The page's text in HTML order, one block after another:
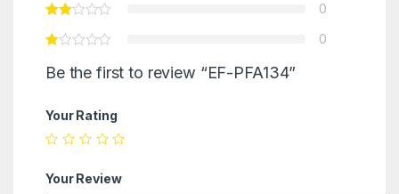
0
0
Be the first to review “EF-PFA134”
Your Rating
Your Review